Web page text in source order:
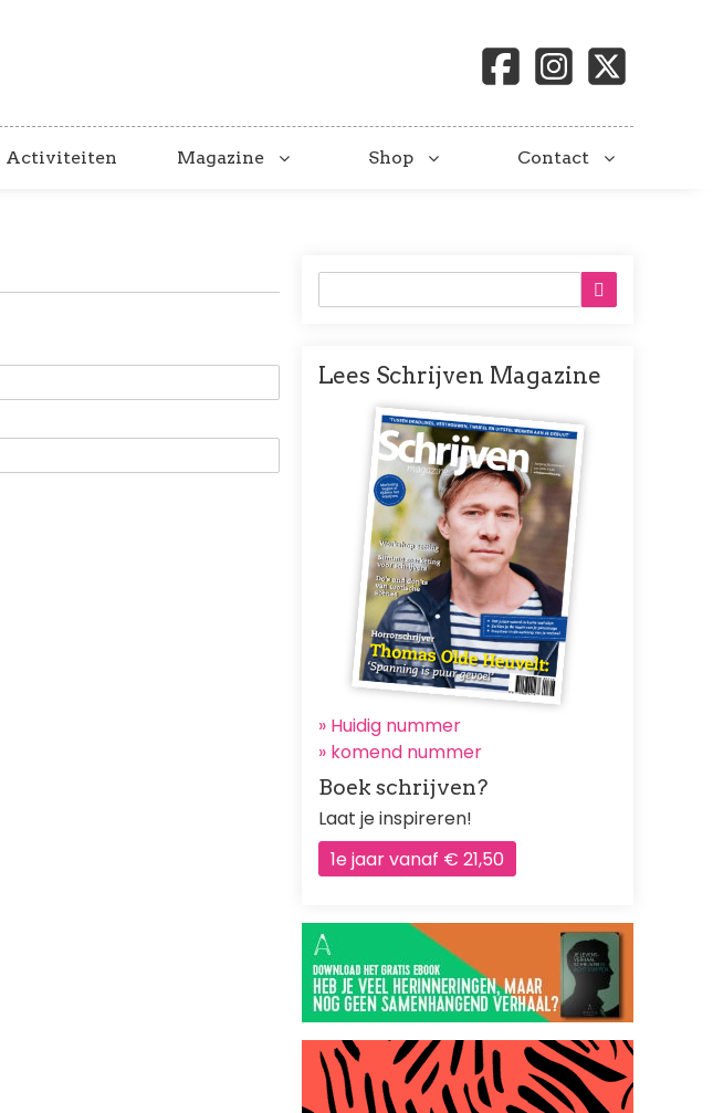
Activiteiten Magazine Shop Contact
Lees Schrijven Magazine
Afbeelding
» Huidig nummer
» komend nummer
Boek schrijven?
Laat je inspireren!
1e jaar vanaf € 21,50